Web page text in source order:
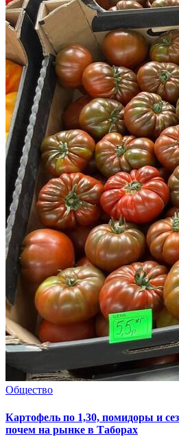
Общество
Картофель по 1,30, помидоры и
почем на рынке в Таборах